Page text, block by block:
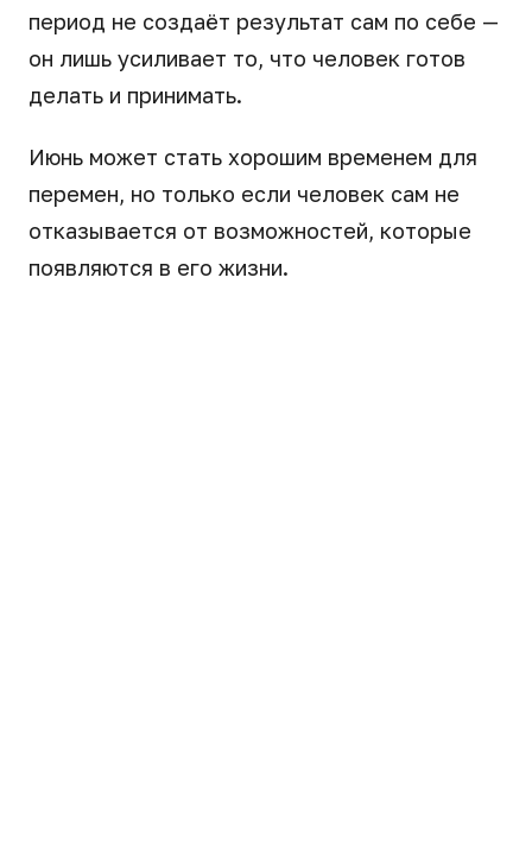
период не создаёт результат сам по себе —
он лишь усиливает то, что человек готов
делать и принимать.
Июнь может стать хорошим временем для
перемен, но только если человек сам не
отказывается от возможностей, которые
появляются в его жизни.